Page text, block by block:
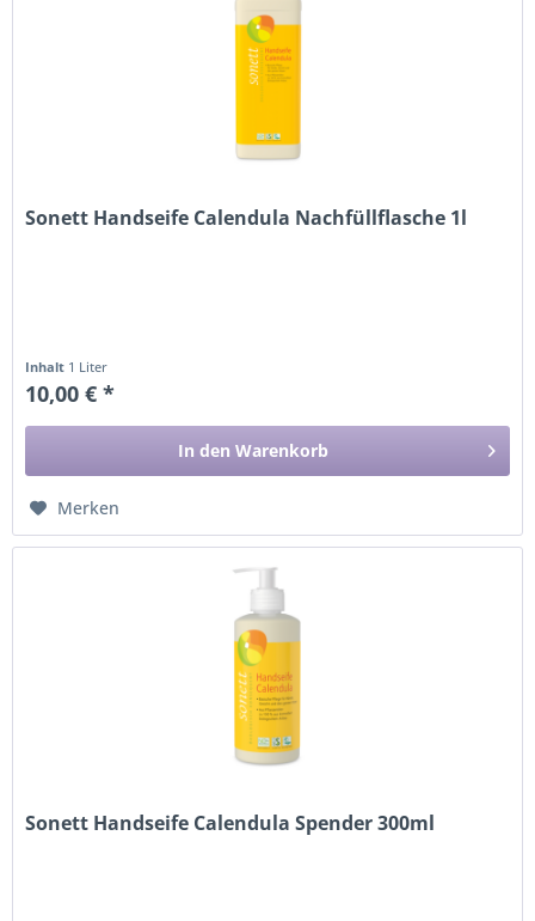
Sonett Handseife Calendula Nachfüllflasche 1l
Inhalt 1 Liter
10,00 € *
In den Warenkorb
Merken
Sonett Handseife Calendula Spender 300ml